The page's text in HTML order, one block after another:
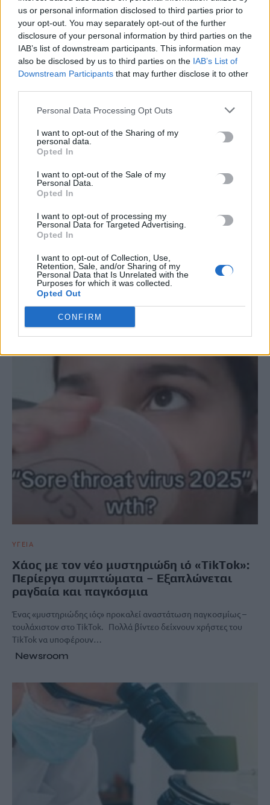
us or personal information disclosed to third parties prior to
your opt-out. You may separately opt-out of the further
disclosure of your personal information by third parties on the
IAB’s list of downstream participants. This information may
also be disclosed by us to third parties on the IAB’s List of
Downstream Participants that may further disclose it to other
Personal Data Processing Opt Outs
I want to opt-out of the Sharing of my
personal data.
Opted In
I want to opt-out of the Sale of my
Personal Data.
Opted In
I want to opt-out of processing my
Personal Data for Targeted Advertising.
Opted In
I want to opt-out of Collection, Use,
Retention, Sale, and/or Sharing of my
Personal Data that Is Unrelated with the
Purposes for which it was collected.
Opted Out
CONFIRM
Καλοκαίρι και αλλεργίες: Πότε απαιτείται προσοχή και ποια
συμπτώματα δεν πρέπει να αγνοούμε
8 Αυγούστου, 2026
Μυστράς: «Γιατί έβαλε τον πατέρα του στην κατάψυξη» – Το
μακάβριο σχέδιο που εξετάζουν οι Αρχές
Συνελήφθη ένα ακόμη μέλος της συμμορίας του «Έντικ»
8 Αυγούστου, 2026
TRENDING
ΠΑΖΑΡΙ #
ΣΧΕΤΙΚΆ ΆΡΘΡΑ
ΥΓΕΙΑ
Χάος με τον νέο μυστηριώδη ιό «TikTok»:
Περίεργα συμπτώματα – Εξαπλώνεται
ραγδαία και παγκόσμια
Ένας «μυστηριώδης ιός» προκαλεί αναστάτωση παγκοσμίως –
τουλάχιστον στο TikTok. Πολλά βίντεο δείχνουν χρήστες του
TikTok να υποφέρουν…
Newsroom